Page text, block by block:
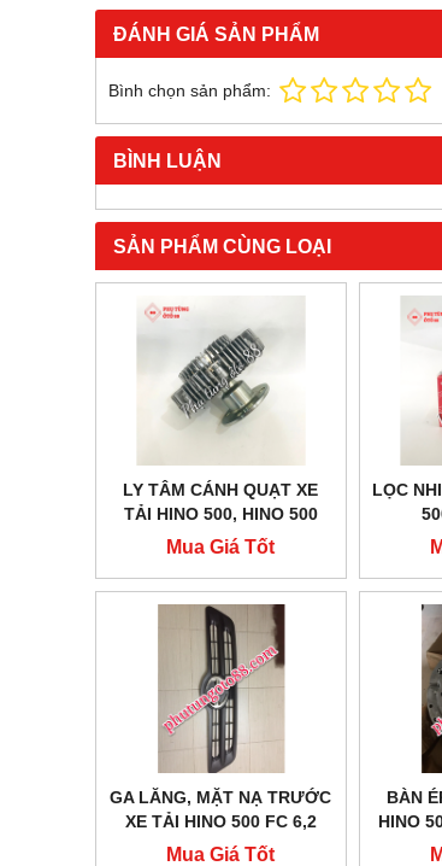
ĐÁNH GIÁ SẢN PHẨM
Bình chọn sản phẩm:
BÌNH LUẬN
SẢN PHẨM CÙNG LOẠI
LY TÂM CÁNH QUẠT XE
TẢI HINO 500, HINO 500
FC. GIÁ TỐT
Mua Giá Tốt
LỌC
GA LĂNG, MẶT NẠ TRƯỚC
XE TẢI HINO 500 FC 6,2
TẤN
Mua Giá Tốt
BÀN
HINO